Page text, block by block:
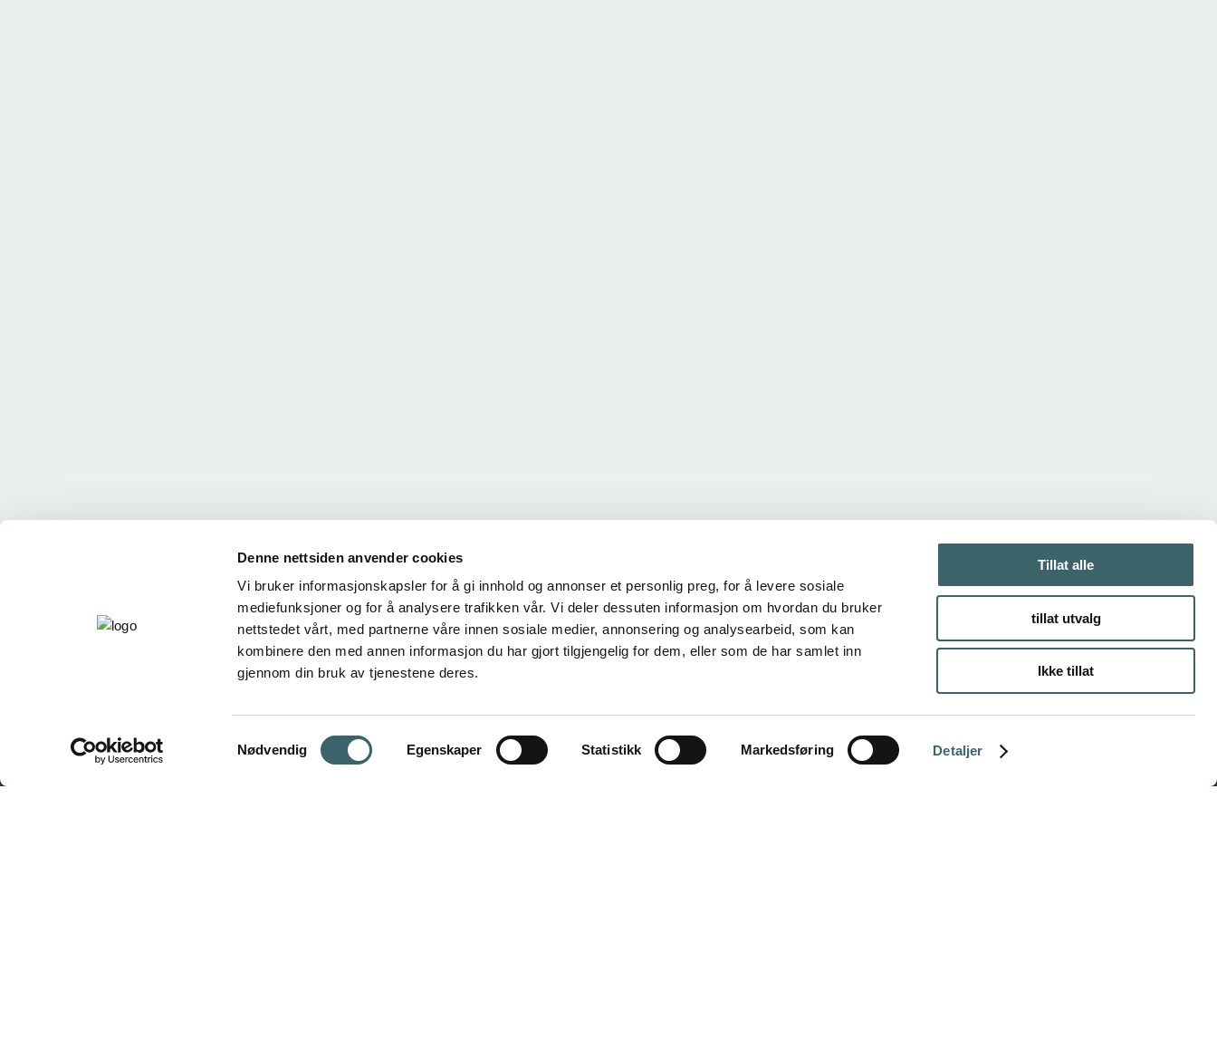
Denne nettsiden anvender cookies
Vi bruker informasjonskapsler for å gi innhold og annonser et personlig preg, for å levere sosiale
mediefunksjoner og for å analysere trafikken vår. Vi deler dessuten informasjon om hvordan du bruker
nettstedet vårt, med partnerne våre innen sosiale medier, annonsering og analysearbeid, som kan
kombinere den med annen informasjon du har gjort tilgjengelig for dem, eller som de har samlet inn
gjennom din bruk av tjenestene deres.
Samtykkevalg
Nødvendig Egenskaper Statistikk Markedsføring Detaljer
Tillat alle
tillat utvalg
Ikke tillat